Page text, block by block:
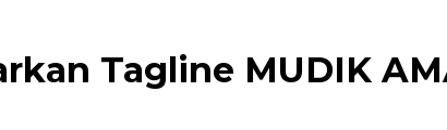
Tagline MUDIK